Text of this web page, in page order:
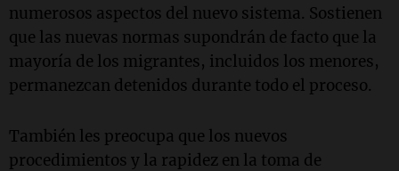
numerosos aspectos del nuevo sistema. Sostienen
que las nuevas normas supondrán de facto que la
mayoría de los migrantes, incluidos los menores,
permanezcan detenidos durante todo el proceso.
También les preocupa que los nuevos
procedimientos y la rapidez en la toma de